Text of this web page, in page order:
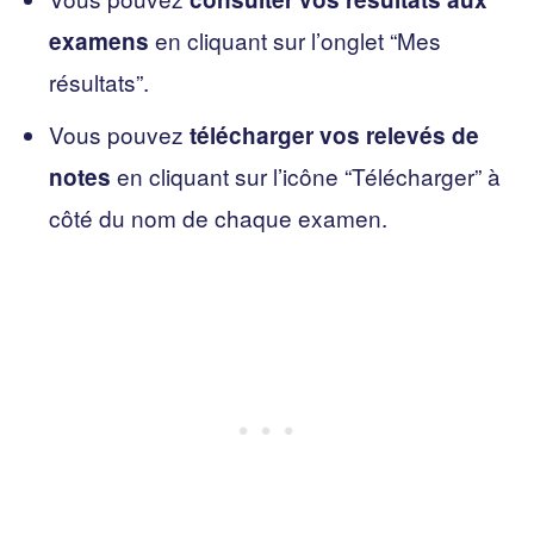
examens en cliquant sur l’onglet “Mes
résultats”.
Vous pouvez télécharger vos relevés de
notes en cliquant sur l’icône “Télécharger” à
côté du nom de chaque examen.